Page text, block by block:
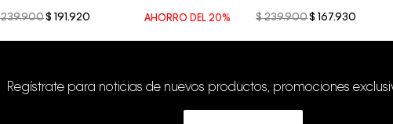
239.900$ 191.920 AHORRO DEL 20% $ 239.900$ 167.930
Regístrate para noticias de nuevos productos, promociones